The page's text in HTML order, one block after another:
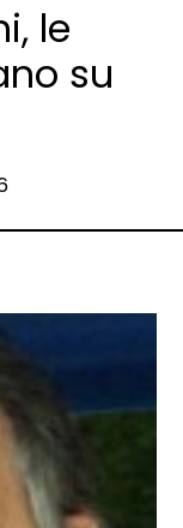
le
su